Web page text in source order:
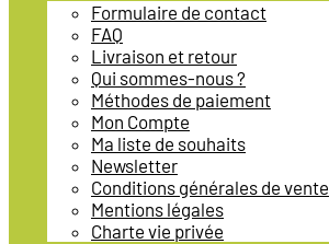
Formulaire de contact
FAQ
Livraison et retour
Qui sommes-nous ?
Méthodes de paiement
Mon Compte
Ma liste de souhaits
Newsletter
Conditions générales de vente
Mentions légales
Charte vie privée